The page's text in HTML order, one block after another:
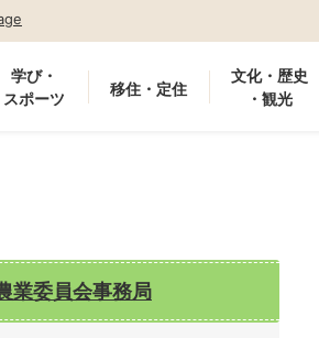
学び・
スポーツ
移住・定住
文化・歴史
・観光
業委員会事務局